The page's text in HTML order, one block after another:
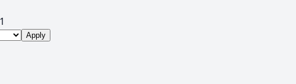
Apply